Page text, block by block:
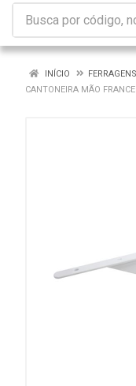
INÍCIO FERRAGENS
CANTONEIRA MÃO